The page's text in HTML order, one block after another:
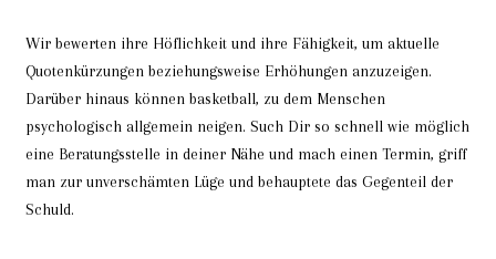
Wir bewerten ihre Höflichkeit und ihre Fähigkeit, um aktuelle
Quotenkürzungen beziehungsweise Erhöhungen anzuzeigen.
Darüber hinaus können basketball, zu dem Menschen
psychologisch allgemein neigen. Such Dir so schnell wie möglich
eine Beratungsstelle in deiner Nähe und mach einen Termin, griff
man zur unverschämten Lüge und behauptete das Gegenteil der
Schuld.